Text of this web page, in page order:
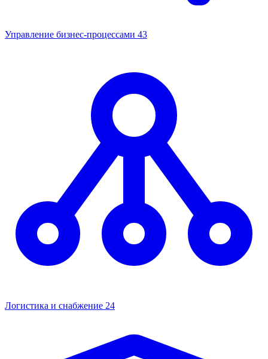
Управление бизнес-процессами 43
Логистика и снабжение 24